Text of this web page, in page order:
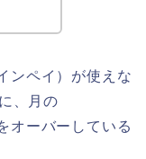
ンペイ）が使えな
、月の
オーバーしている